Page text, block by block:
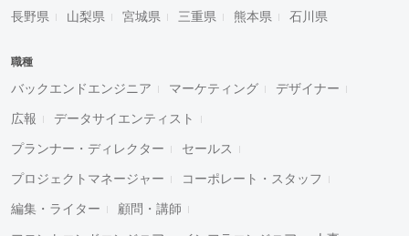
長野県 山梨県 宮城県 三重県 熊本県 石川県
職種
バックエンドエンジニア マーケティング デザイナー
広報 データサイエンティスト
プランナー・ディレクター セールス
プロジェクトマネージャー コーポレート・スタッフ
編集・ライター 顧問・講師